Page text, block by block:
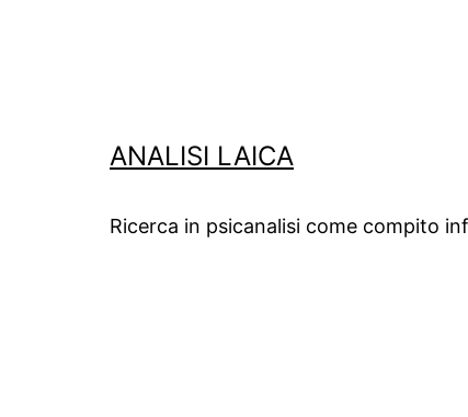
ANALISI LAICA
Ricerca in psicanalisi come compito